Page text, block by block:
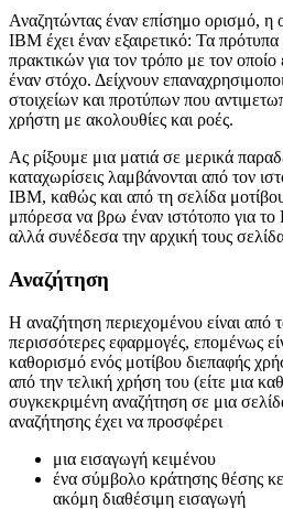
Κεφάλαιο δύο (το
Αναζητώντας έναν επίσημο ορισμό, η
IBM έχει έναν εξαιρετικό: Τα πρότυπα
πρακτικών για τον τρόπο με τον οποίο
στοιχείων και προτύπων που
χρήστη με ακολουθίες και ροές.
Ας ρίξουμε μια ματιά σε μερικά
καταχωρίσεις λαμβάνονται από τον
μπόρεσα να βρω έναν ιστότοπο για
Αναζήτηση
Η αναζήτηση περιεχομένου είναι από
περισσότερες εφαρμογές, επομένως
καθορισμό ενός μοτίβου διεπαφής
συγκεκριμένη αναζήτηση σε μια
αναζήτησης έχει να προσφέρει